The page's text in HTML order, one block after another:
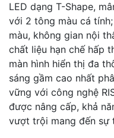
LED dạng T-Shape,
với 2 tông màu cá
màu, không gian nội
chất liệu hạn chế hấp
màn hình hiển thị đa
sáng gầm cao nhất
vững với công nghệ
được nâng cấp, khả
vượt trội mang đến sự